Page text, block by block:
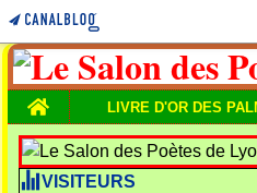
Home
LIVRE D'OR DES
VISITEURS